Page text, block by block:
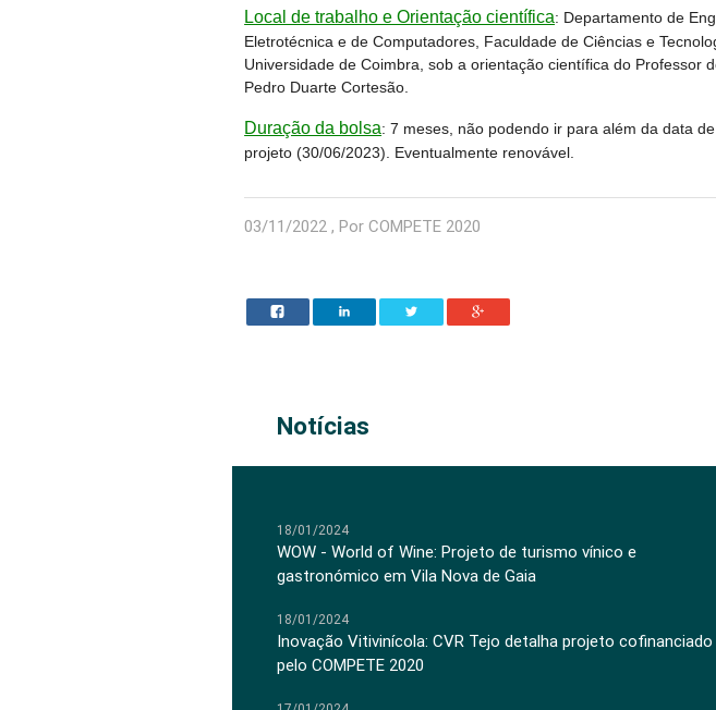
Local de trabalho e Orientação científica: Departamento de
Eletrotécnica e de Computadores, Faculdade de Ciências e
Universidade de Coimbra, sob a orientação científica do Professor
Pedro Duarte Cortesão.
Duração da bolsa:7 meses, não podendo ir para além da data
projeto (30/06/2023). Eventualmente renovável.
03/11/2022 , Por COMPETE 2020
Notícias
18/01/2024
WOW - World of Wine: Projeto de turismo vínico e
gastronómico em Vila Nova de Gaia
18/01/2024
Inovação Vitivinícola: CVR Tejo detalha projeto cofinanciado
pelo COMPETE 2020